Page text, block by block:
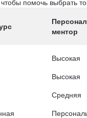
помочь выбрать
ментор
Высокая
Высокая
Средняя